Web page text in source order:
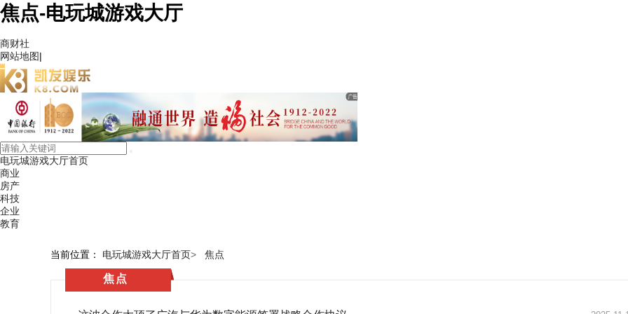
焦点-电玩城游戏大厅
商财社
网站地图|
电玩城游戏大厅首页
商业
房产
科技
企业
教育
当前位置： 电玩城游戏大厅首页> 焦点
焦点